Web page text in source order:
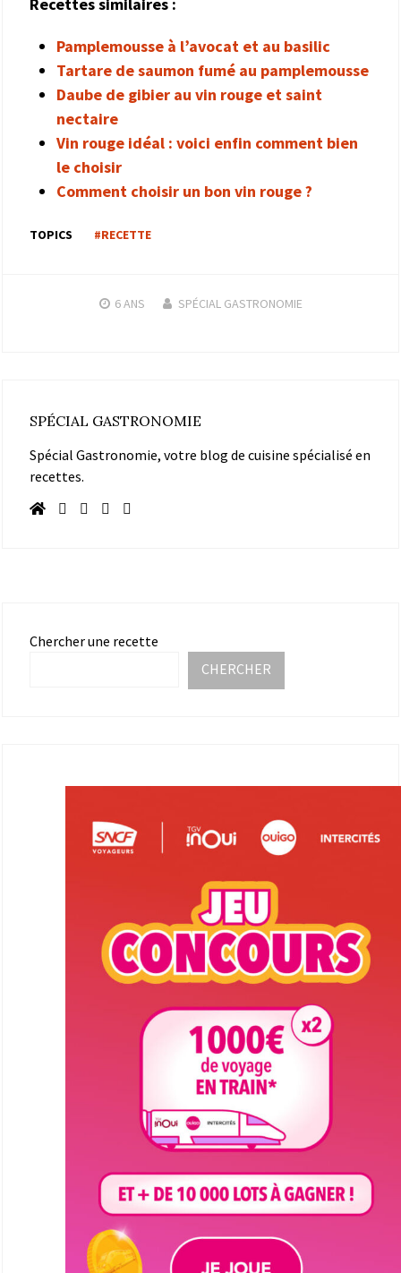
Pamplemousse à l’avocat et au basilic
Tartare de saumon fumé au pamplemousse
Daube de gibier au vin rouge et saint
nectaire
Vin rouge idéal : voici enfin comment bien
le choisir
Comment choisir un bon vin rouge ?
TOPICS #RECETTE
6 ANS SPÉCIAL GASTRONOMIE
SPÉCIAL GASTRONOMIE
Spécial Gastronomie, votre blog de cuisine spécialisé en
recettes.
Chercher une recette
CHERCHER